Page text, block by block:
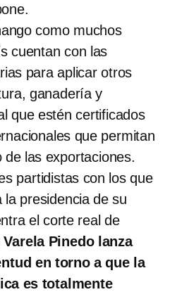
como muchos
cuentan con las
para aplicar otros
ganadería y
que estén certificados
que permitan
las exportaciones.
partidistas con los que
la presidencia de su
el corte real de
Varela Pinedo lanza
en torno a que la
es totalmente